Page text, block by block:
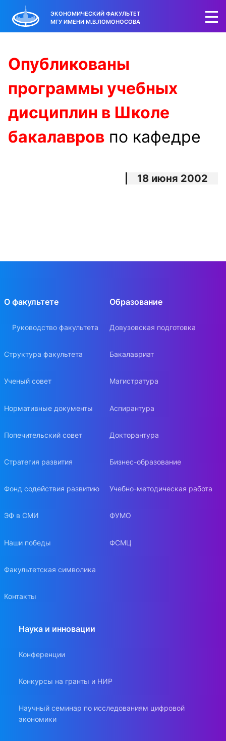
ЭКОНОМИЧЕСКИЙ ФАКУЛЬТЕТ
МГУ ИМЕНИ М.В.ЛОМОНОСОВА
Опубликованы
программы учебных
дисциплин в Школе
бакалавров по кафедре
18 июня 2002
О факультете
Руководство факультета
Структура факультета
Ученый совет
Нормативные документы
Попечительский совет
Стратегия развития
Фонд содействия развитию
ЭФ в СМИ
Наши победы
Факультетская символика
Контакты
Образование
Довузовская подготовка
Бакалавриат
Магистратура
Аспирантура
Докторантура
Бизнес-образование
Учебно-методическая работа
ФУМО
ФСМЦ
Наука и инновации
Конференции
Конкурсы на гранты и НИР
Научный семинар по исследованиям цифровой
экономики